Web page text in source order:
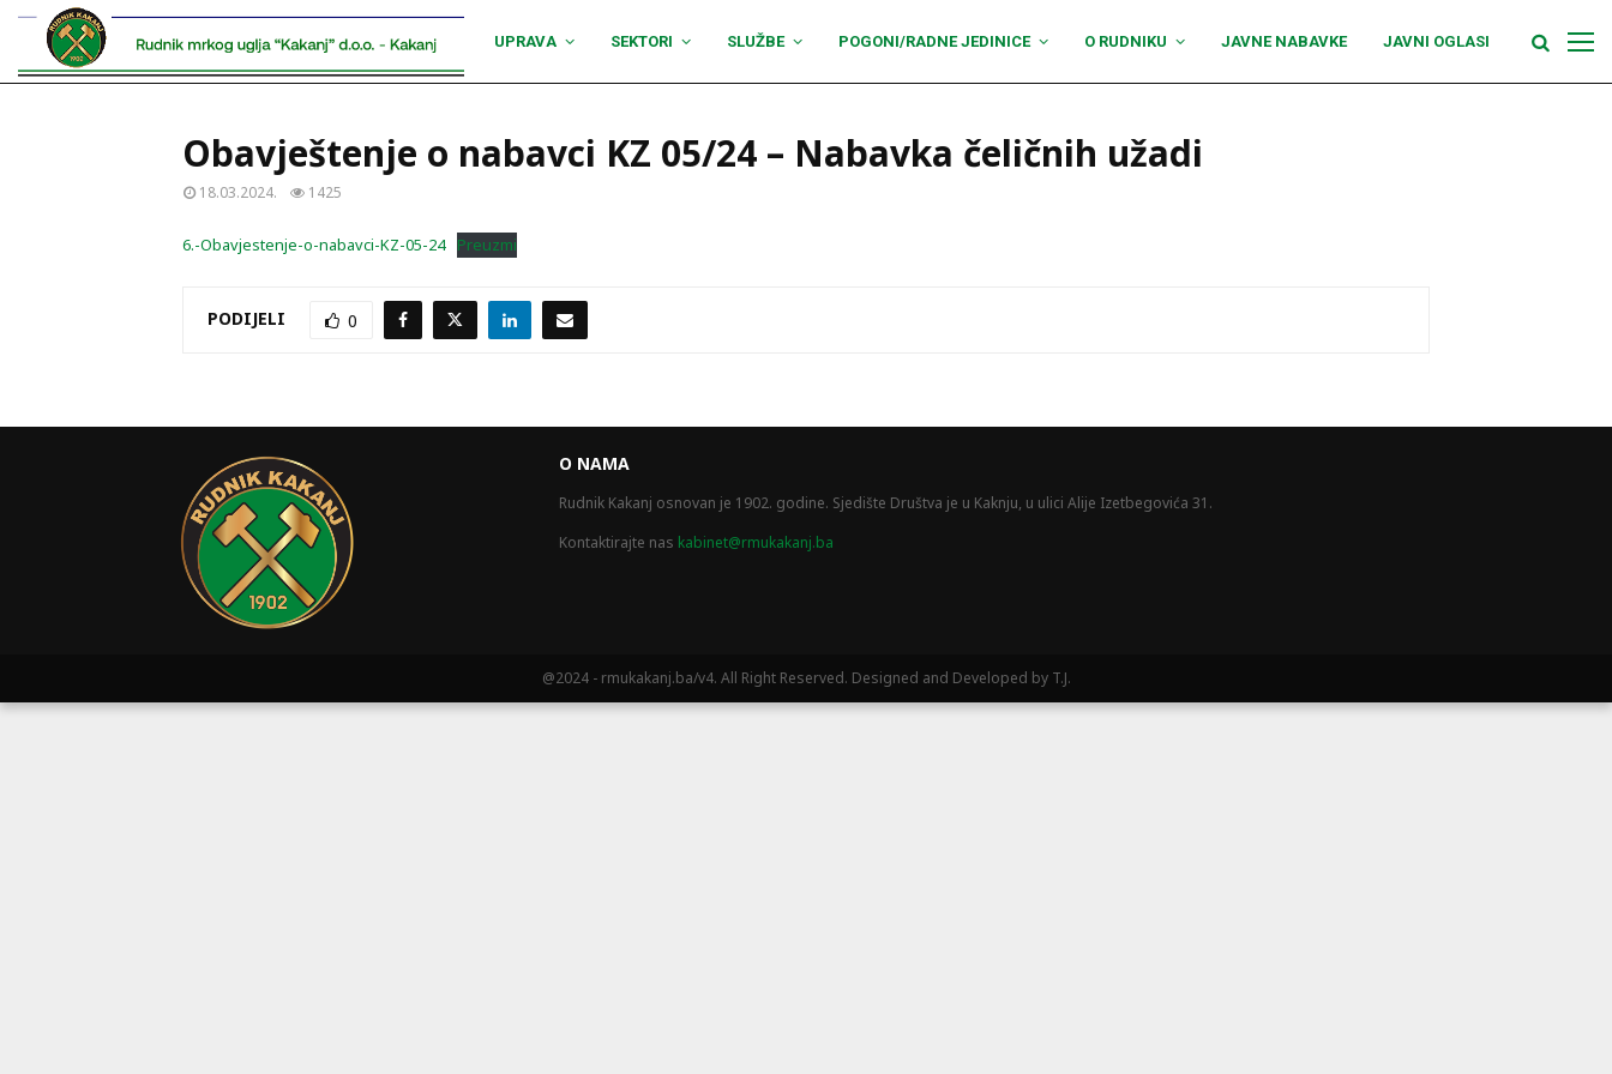
UPRAVA SEKTORI SLUŽBE POGONI/RADNE JEDINICE O RUDNIKU JAVNE NABAVKE JAVNI OGLASI
Obavještenje o nabavci KZ 05/24 – Nabavka čeličnih užadi
18.03.2024. 1425
6.-Obavjestenje-o-nabavci-KZ-05-24 Preuzmi
PODIJELI 0
O NAMA
Rudnik Kakanj osnovan je 1902. godine. Sjedište Društva je u Kaknju, u ulici Alije Izetbegovića 31.
Kontaktirajte nas kabinet@rmukakanj.ba
@2024 - rmukakanj.ba/v4. All Right Reserved. Designed and Developed by T.J.